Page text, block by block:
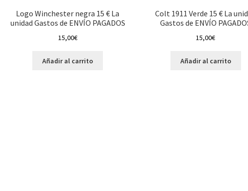
Logo Winchester negra 15 € La
unidad Gastos de ENVÍO PAGADOS
15,00€
Añadir al carrito
Colt 1911 Verde 15 € La
Gastos de ENVÍO
15,00€
Añadir al carrito